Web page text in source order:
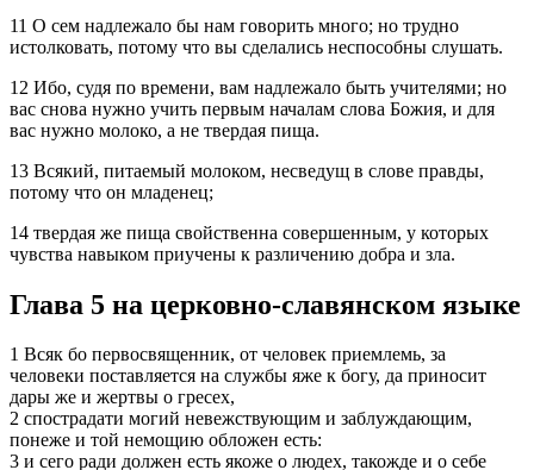
11 О сем надлежало бы нам говорить много; но трудно
истолковать, потому что вы сделались неспособны слушать.
12 Ибо, судя по времени, вам надлежало быть учителями; но
вас снова нужно учить первым началам слова Божия, и для
вас нужно молоко, а не твердая пища.
13 Всякий, питаемый молоком, несведущ в слове правды,
потому что он младенец;
14 твердая же пища свойственна совершенным, у которых
чувства навыком приучены к различению добра и зла.
Глава 5 на церковно-славянском языке
1 Всяк бо первосвященник, от человек приемлемь, за
человеки поставляется на службы яже к богу, да приносит
дары же и жертвы о гресех,
2 спострадати могий невежствующим и заблуждающим,
понеже и той немощию обложен есть:
3 и сего ради должен есть якоже о людех, такожде и о себе